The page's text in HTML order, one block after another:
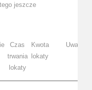
jeszcze
Czas
trwania
lokaty
Kwota
lokaty
Uwagi